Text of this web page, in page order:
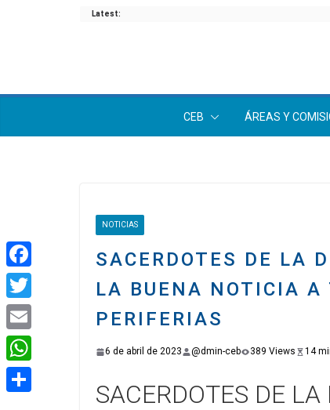
Latest:
CEB ÁREAS Y
NOTICIAS
SACERDOTES DE LA
LA BUENA NOTICIA A
PERIFERIAS
6 de abril de 2023 @dmin-ceb 389 Views 14
SACERDOTES DE
F
a
c
e
b
T
w
i
E
m
a
W